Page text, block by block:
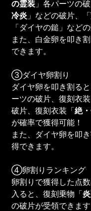
の霊装 」各パーツの
冷炎 」などの破片、「
「ダイヤの鎚」など
また、白金卵を叩き
できます。
③ダイヤ卵割り
ダイヤ卵を叩き割る
ーツの破片、復刻衣
破片、復刻衣装「絶
が確率で獲得可能！
また、ダイヤ卵を叩
得できます。
④卵割りランキング
卵割りで獲得した点
入ると、復刻乗物「
の破片が受領できます